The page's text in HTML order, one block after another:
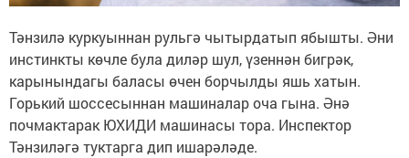
Тәнзилә куркуыннан рульгә чытырдатып ябышты. Әни
инстинкты көчле була диләр шул, үзеннән бигрәк,
карынындагы баласы өчен борчылды яшь хатын.
Горький шоссесыннан машиналар оча гына. Әнә
почмактарак ЮХИДИ машинасы тора. Инспектор
Тәнзиләгә туктарга дип ишарәләде.